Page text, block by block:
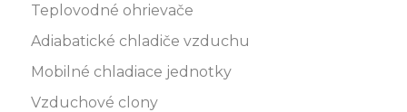
Teplovodné ohrievače
Adiabatické chladiče vzduchu
Mobilné chladiace jednotky
Vzduchové clony